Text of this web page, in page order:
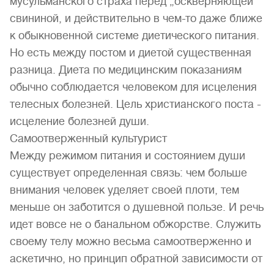
свининой, и действительно в чем-то даже ближе
к обыкновенной системе диетического питания.
Но есть между постом и диетой существенная
разница. Диета по медицинским показаниям
обычно соблюдается человеком для исцеления
телесных болезней. Цель христианского поста -
исцеление болезней души.
Самоотверженный культурист
Между режимом питания и состоянием души
существует определенная связь: чем больше
внимания человек уделяет своей плоти, тем
меньше он заботится о душевной пользе. И речь
идет вовсе не о банальном обжорстве. Служить
своему телу можно весьма самоотверженно и
аскетично, но принцип обратной зависимости от